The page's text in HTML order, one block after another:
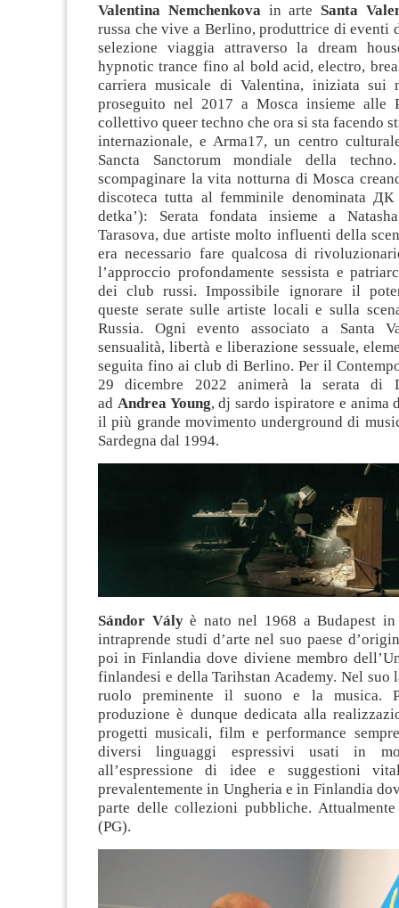
Valentina Nemchenkova in arte Santa
russa che vive a Berlino, produttrice di eventi
selezione viaggia attraverso la dream
hypnotic trance fino al bold acid, electro,
carriera musicale di Valentina, iniziata sui
proseguito nel 2017 a Mosca insieme alle
collettivo queer techno che ora si sta facendo
internazionale, e Arma17, un centro
Sancta Sanctorum mondiale della
scompaginare la vita notturna di Mosca
discoteca tutta al femminile denominata ДК
detka’): Serata fondata insieme a
Tarasova, due artiste molto influenti della
era necessario fare qualcosa di
l’approccio profondamente sessista e
dei club russi. Impossibile ignorare il
queste serate sulle artiste locali e sulla
Russia. Ogni evento associato a Santa
sensualità, libertà e liberazione sessuale,
seguita fino ai club di Berlino. Per il
29 dicembre 2022 animerà la serata di
ad Andrea Young, dj sardo ispiratore e anima
il più grande movimento underground di
Sardegna dal 1994.
Sándor Vályè nato nel 1968 a Budapest
intraprende studi d’arte nel suo paese
poi in Finlandia dove diviene membro
finlandesi e della Tarihstan Academy. Nel suo
ruolo preminente il suono e la musica.
produzione è dunque dedicata alla
progetti musicali, film e performance
diversi linguaggi espressivi usati in
all’espressione di idee e suggestioni
prevalentemente in Ungheria e in Finlandia
parte delle collezioni pubbliche.
(PG).